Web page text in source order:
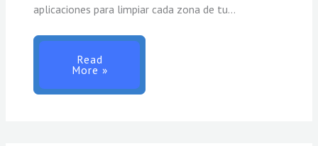
aplicaciones para limpiar cada zona de tu…
Read
More »